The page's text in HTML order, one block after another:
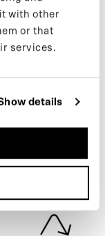
with other
or that
services.
details
sorties et des
ou inscrivez-vous